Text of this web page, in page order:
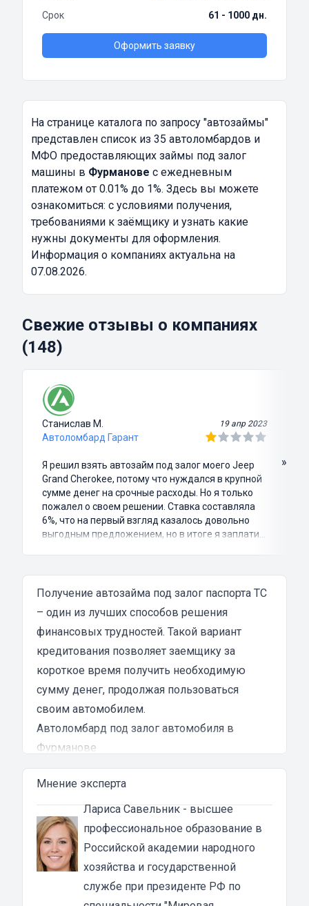
Срок
61 - 1000 дн.
Оформить заявку
На странице каталога по запросу "автозаймы"
представлен список из 35 автоломбардов и
МФО предоставляющих займы под залог
машины в Фурманове с ежедневным
платежом от 0.01% до 1%. Здесь вы можете
ознакомиться: с условиями получения,
требованиями к заёмщику и узнать какие
нужны документы для оформления.
Информация о компаниях актуальна на
07.08.2026.
Свежие отзывы о компаниях
(148)
Станислав М. 19 апр 2023
Автоломбард Гарант
Я решил взять автозайм под залог моего Jeep
Grand Cherokee, потому что нуждался в крупной
сумме денег на срочные расходы. Но я только
пожалел о своем решении. Ставка составляла
6%, что на первый взгляд казалось довольно
выгодным предложением, но в итоге я заплатил
затянутым и занял много времени и усилий.
Никакого профессионализма и
Разочарование и раздражение - это все, что я
испытал в результате этого кредита...
»
Получение автозайма под залог паспорта ТС
– один из лучших способов решения
финансовых трудностей. Такой вариант
кредитования позволяет заемщику за
короткое время получить необходимую
сумму денег, продолжая пользоваться
своим автомобилем.
Автоломбард под залог автомобиля в
Фурманове
Автоломбард представляет собой кредитное
учреждение, которое выдает денежные
ссуды под залог паспорта ТС или самого
автомобиля. В роли актива в таком
ломбарде выступает машина. Сумма
автозайма зависит от марки, модели и
возраста автотранспорта. В каждом случае
она устанавливается индивидуально после
Мнение эксперта
Лариса Савельник- высшее
профессиональное образование в
Российской академии народного
хозяйства и государственной
службе при президенте РФ по